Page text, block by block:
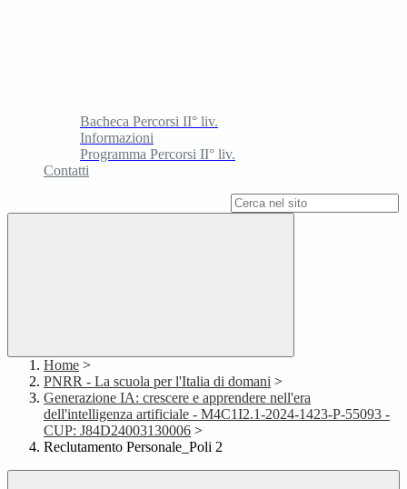
Bacheca Percorsi II° liv.
Informazioni
Programma Percorsi II° liv.
Contatti
Home >
PNRR - La scuola per l'Italia di domani >
Generazione IA: crescere e apprendere nell'era
dell'intelligenza artificiale - M4C1I2.1-2024-1423-P-55093 -
CUP: J84D24003130006 >
Reclutamento Personale_Poli 2